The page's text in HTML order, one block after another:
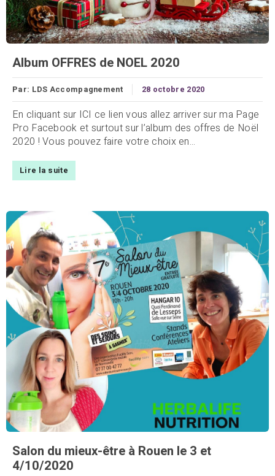
Album OFFRES de NOEL 2020
Par: LDS Accompagnement 28 octobre 2020
En cliquant sur ICI ce lien vous allez arriver sur ma Page
Pro Facebook et surtout sur l’album des offres de Noël
2020 ! Vous pouvez faire votre choix en...
Lire la suite
Salon du mieux-être à Rouen le 3 et
4/10/2020